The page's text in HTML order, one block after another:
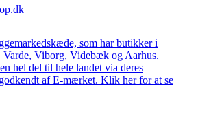
som har butikker i
Viborg, Videbæk og Aarhus.
hel del til hele landet via deres
af E-mærket. Klik her for at se